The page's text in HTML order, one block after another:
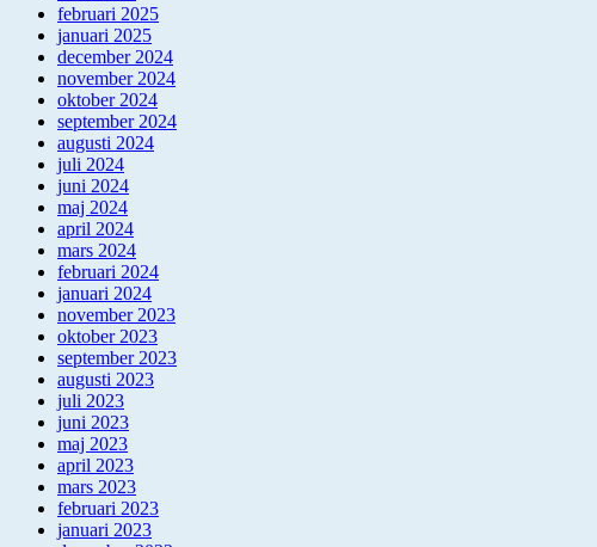
februari 2025
januari 2025
december 2024
november 2024
oktober 2024
september 2024
augusti 2024
juli 2024
juni 2024
maj 2024
april 2024
mars 2024
februari 2024
januari 2024
november 2023
oktober 2023
september 2023
augusti 2023
juli 2023
juni 2023
maj 2023
april 2023
mars 2023
februari 2023
januari 2023